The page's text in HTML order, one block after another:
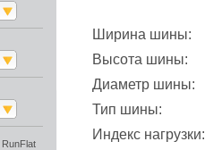
RunFlat
Ширина шины:
Высота шины:
Диаметр шины:
Тип шины:
Индекс нагрузки: